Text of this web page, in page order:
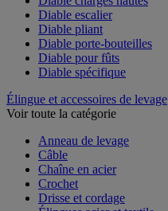
Diable escalier
Diable pliant
Diable porte-bouteilles
Diable pour fûts
Diable spécifique
Élingue et accessoires de levage
Voir toute la catégorie
Anneau de levage
Câble
Chaîne en acier
Crochet
Drisse et cordage